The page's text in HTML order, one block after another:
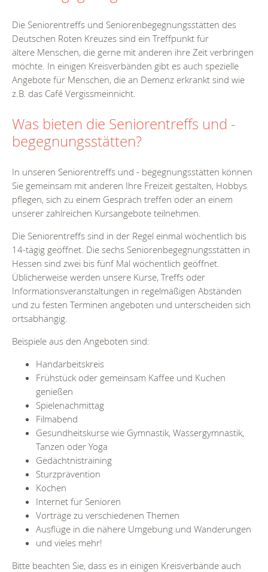
Die Seniorentreffs und Seniorenbegegnungsstätten des
Deutschen Roten Kreuzes sind ein Treffpunkt für
ältere Menschen, die gerne mit anderen ihre Zeit verbringen
möchte. In einigen Kreisverbänden gibt es auch spezielle
Angebote für Menschen, die an Demenz erkrankt sind wie
z.B. das Café Vergissmeinnicht.
Was bieten die Seniorentreffs und -
begegnungsstätten?
In unseren Seniorentreffs und - begegnungsstätten können
Sie gemeinsam mit anderen Ihre Freizeit gestalten, Hobbys
pflegen, sich zu einem Gespräch treffen oder an einem
unserer zahlreichen Kursangebote teilnehmen.
Die Seniorentreffs sind in der Regel einmal wöchentlich bis
14-tägig geöffnet. Die sechs Seniorenbegegnungsstätten in
Hessen sind zwei bis fünf Mal wöchentlich geöffnet.
Üblicherweise werden unsere Kurse, Treffs oder
Informationsveranstaltungen in regelmäßigen Abständen
und zu festen Terminen angeboten und unterscheiden sich
ortsabhängig.
Beispiele aus den Angeboten sind:
Handarbeitskreis
Frühstück oder gemeinsam Kaffee und Kuchen
genießen
Spielenachmittag
Filmabend
Gesundheitskurse wie Gymnastik, Wassergymnastik,
Tanzen oder Yoga
Gedächtnistraining
Sturzprävention
Kochen
Internet für Senioren
Vorträge zu verschiedenen Themen
Ausflüge in die nähere Umgebung und Wanderungen
und vieles mehr!
Bitte beachten Sie, dass es in einigen Kreisverbände auch